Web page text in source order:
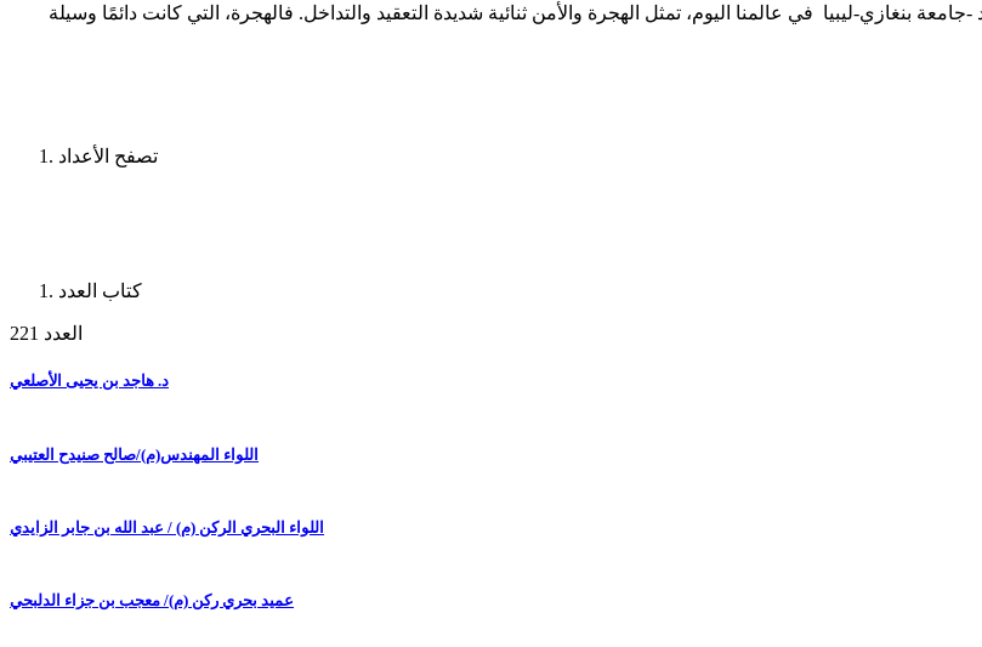
بنغازي-ليبيا في عالمنا اليوم، تمثل الهجرة والأمن ثنائية شديدة التعقيد والتداخل. فالهجرة، التي كانت دائمًا وسيلة
تصفح الأعداد
كتاب العدد
العدد 221
د. هاجد بن يحيى الأصلعي
اللواء المهندس(م)/صالح صنيدح العتيبي
اللواء البحري الركن (م) / عبد الله بن جابر الزايدي
عميد بحري ركن (م)/ معجب بن جزاء الدلبحي